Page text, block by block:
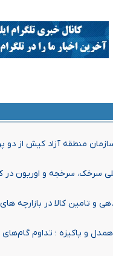
منطقه آزاد کیش از دو
سرخجه و اوریون در کیش از ۱۲
و تامین کالا در بازارچه
و پاکیزه ؛ تداوم گام‌های